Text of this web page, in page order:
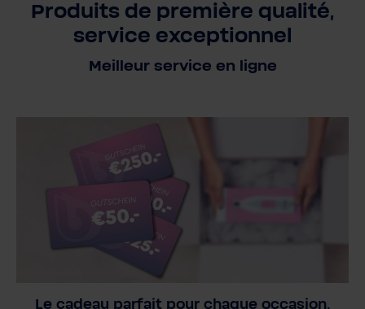
Produits de première qualité,
service exceptionnel
Meilleur service en ligne
Le cadeau parfait pour chaque occasion.